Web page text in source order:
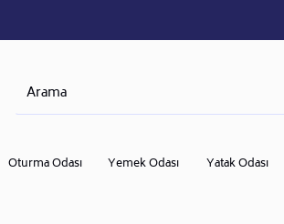
Oturma Odası Yemek Odası Yatak Odası